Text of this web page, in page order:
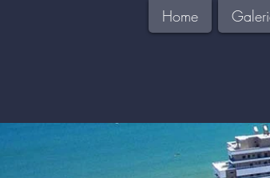
Home